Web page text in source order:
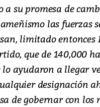
su promesa de
las fuerzas
limitado
que de 140,000
ayudaron a llegar
designación
de gobernar con los